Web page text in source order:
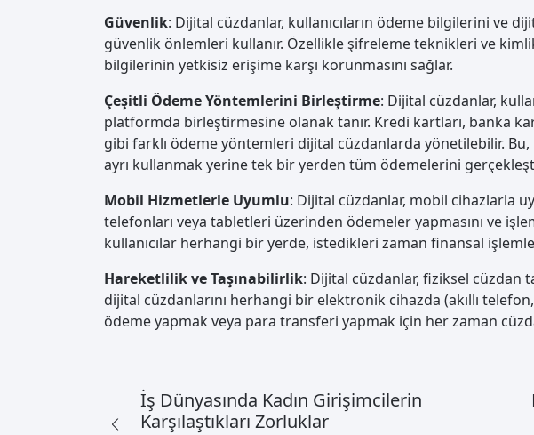
Güvenlik: Dijital cüzdanlar, kullanıcıların ödeme bilgilerini ve
güvenlik önlemleri kullanır. Özellikle şifreleme teknikleri ve
bilgilerinin yetkisiz erişime karşı korunmasını sağlar.
Çeşitli Ödeme Yöntemlerini Birleştirme: Dijital cüzdanlar,
platformda birleştirmesine olanak tanır. Kredi kartları, banka
gibi farklı ödeme yöntemleri dijital cüzdanlarda yönetilebilir. Bu,
ayrı kullanmak yerine tek bir yerden tüm ödemelerini
Mobil Hizmetlerle Uyumlu: Dijital cüzdanlar, mobil cihazlarla
telefonları veya tabletleri üzerinden ödemeler yapmasını ve
kullanıcılar herhangi bir yerde, istedikleri zaman finansal
Hareketlilik ve Taşınabilirlik: Dijital cüzdanlar, fiziksel cüzdan
dijital cüzdanlarını herhangi bir elektronik cihazda (akıllı
ödeme yapmak veya para transferi yapmak için her zaman
İş Dünyasında Kadın Girişimcilerin
Karşılaştıkları Zorluklar